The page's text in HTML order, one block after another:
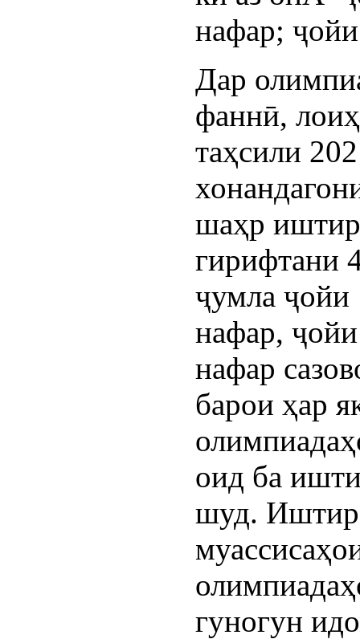
нафар;
Дар
фаннӣ,
таҳсили
шаҳр
гирифтани
ҷумла ҷойи
нафар,
нафар
барои ҳар
оид ба
шуд.
гуногун